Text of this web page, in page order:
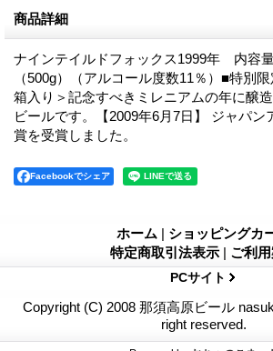
商品詳細
ナインテイルドフォックス1999年 内容量
（500g）（アルコール度数11％）■特別
箱入り＞記念すべきミレニアムの年に醸
ビールです。【2009年6月7日】 ジャパン
賞を受賞しました。
Facebookでシェア
ホーム | ショッピングカ
特定商取引法表示 | ご利
PCサイト
Copyright (C) 2008 那須高原ビール
right reserved.